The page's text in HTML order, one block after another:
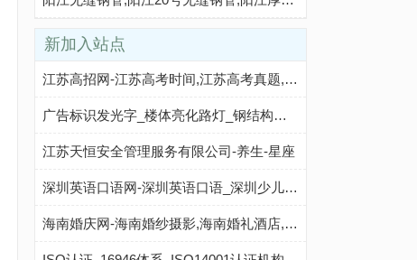
新加入站点
江苏高招网-江苏高考时间,江苏高考真题,江苏高考分数线,江苏高考录取查询,北京高考志愿填报,江苏高考成绩查询
广告标识发光字_楼体亮化路灯_钢结构不锈钢 - 【陕西鼎望光电工程有限公司】
江苏天恒安全管理服务有限公司-养生-星座
深圳英语口语网-深圳英语口语_深圳少儿英语_深圳英语培训机构_深圳最好的英语学习网站
海南婚庆网-海南婚纱摄影,海南婚礼酒店,海南婚纱定制,海南婚礼跟拍,海南婚礼策划,海南婚庆公司